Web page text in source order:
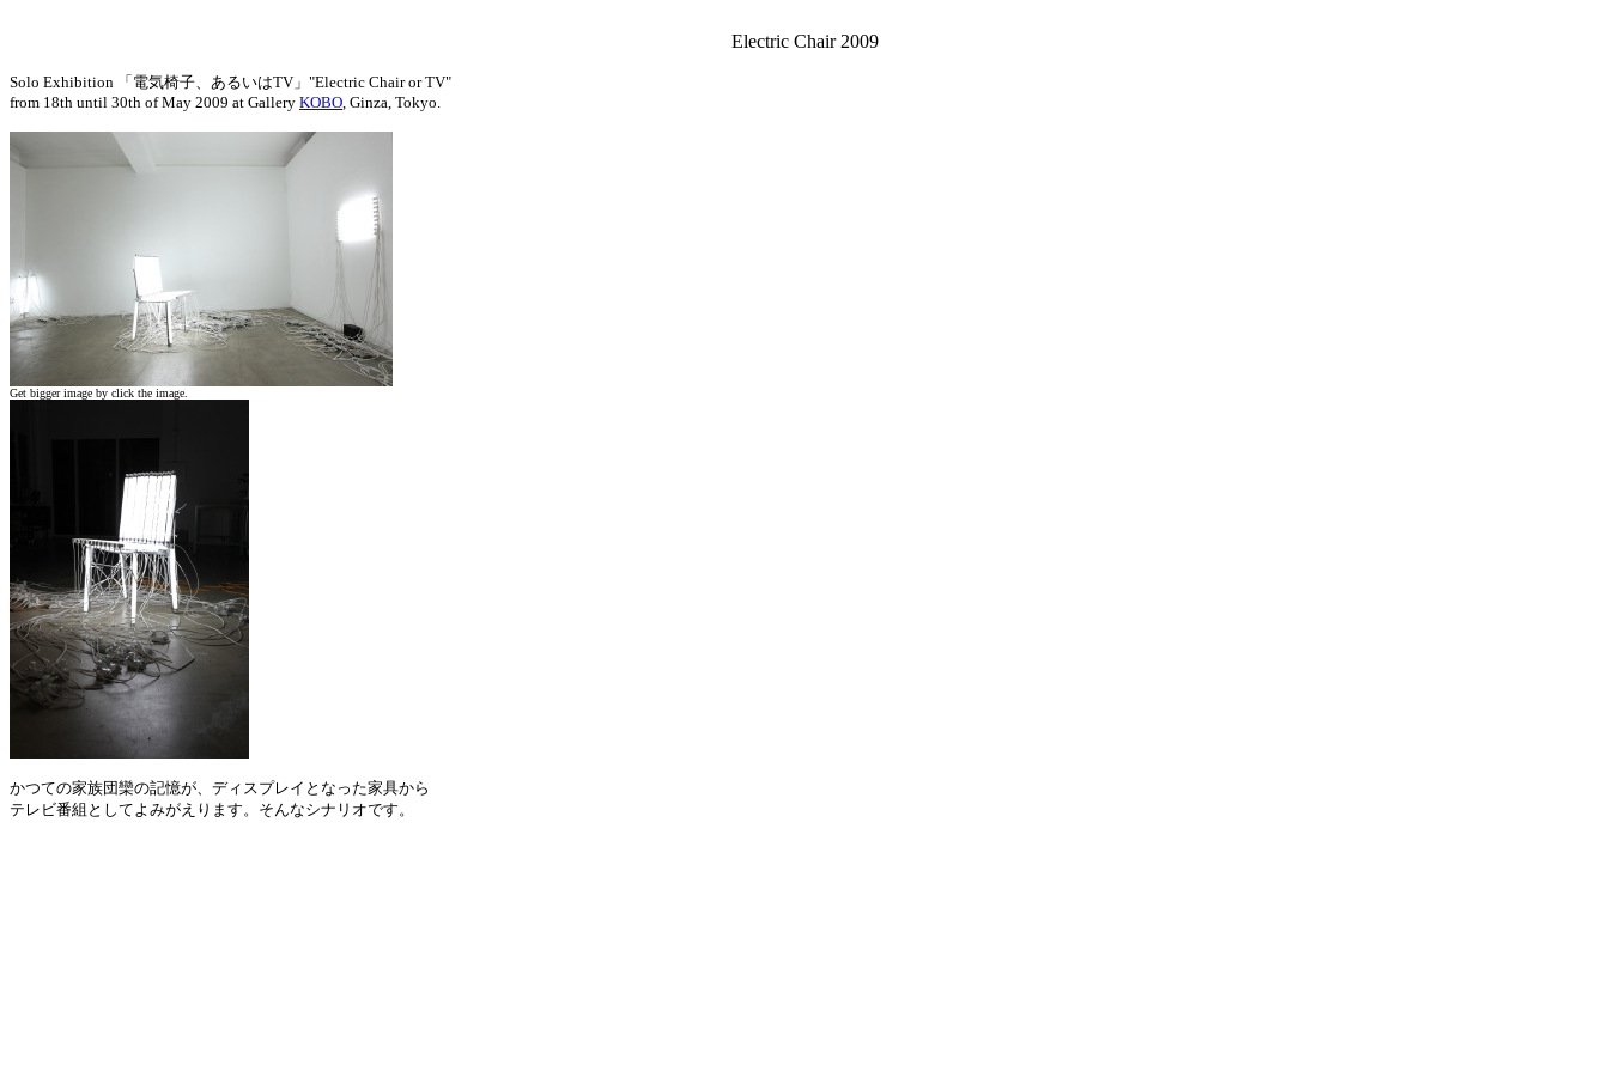
Electric Chair 2009
Solo Exhibition 「電気椅子、あるいはTV」"Electric Chair or TV"
from 18th until 30th of May 2009 at Gallery KOBO, Ginza, Tokyo.
Get bigger image by click the image.
かつての家族団欒の記憶が、ディスプレイとなった家具から
テレビ番組としてよみがえります。そんなシナリオです。